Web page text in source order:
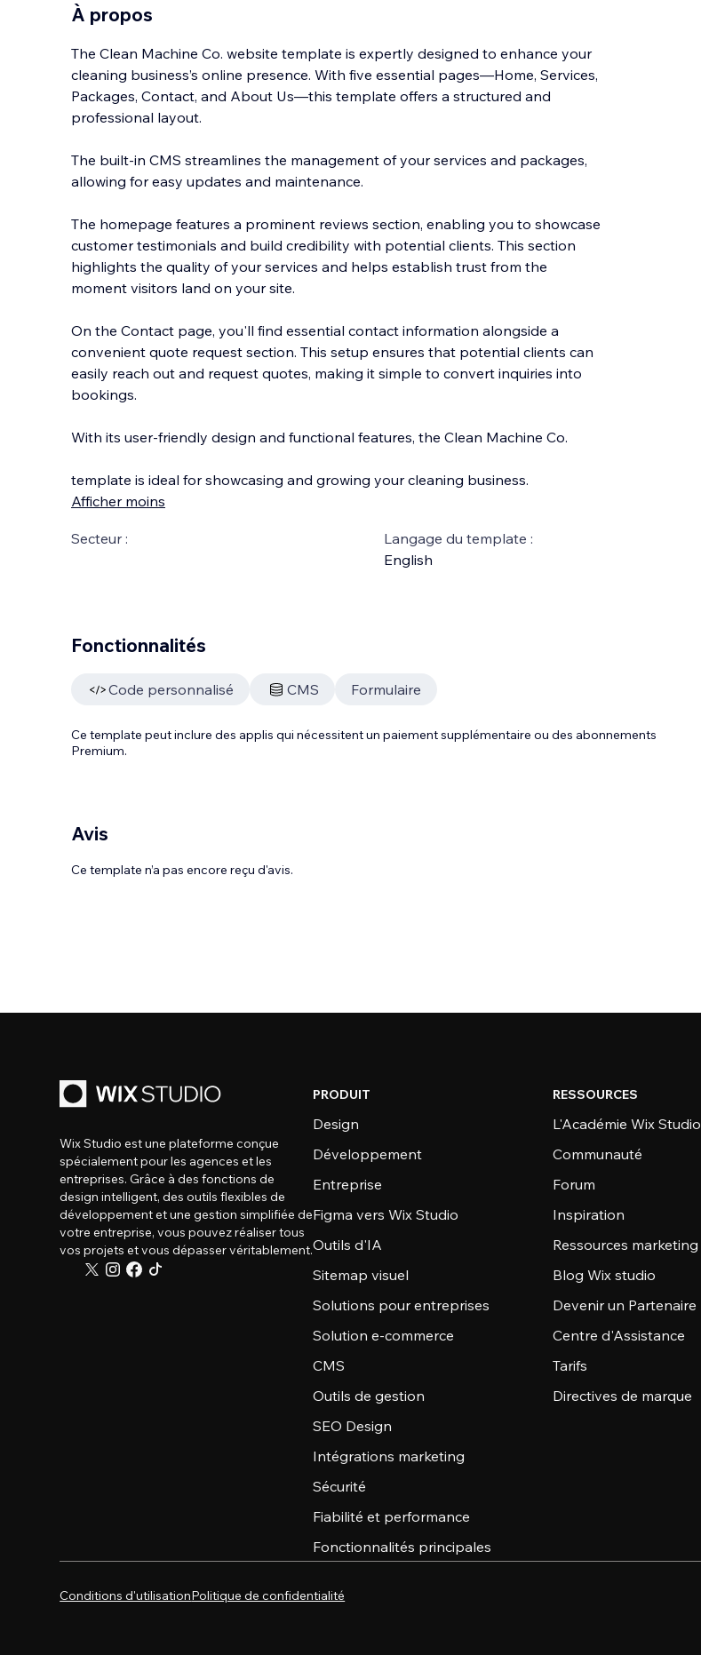
À propos
The Clean Machine Co. website template is expertly designed to enhance your
cleaning business’s online presence. With five essential pages—Home, Services,
Packages, Contact, and About Us—this template offers a structured and
professional layout.
The built-in CMS streamlines the management of your services and packages,
allowing for easy updates and maintenance.
The homepage features a prominent reviews section, enabling you to showcase
customer testimonials and build credibility with potential clients. This section
highlights the quality of your services and helps establish trust from the
moment visitors land on your site.
On the Contact page, you'll find essential contact information alongside a
convenient quote request section. This setup ensures that potential clients can
easily reach out and request quotes, making it simple to convert inquiries into
bookings.
With its user-friendly design and functional features, the Clean Machine Co.
template is ideal for showcasing and growing your cleaning business.
Afficher moins
Secteur :
Langage du template :
English
Fonctionnalités
Code personnalisé CMS Formulaire
Ce template peut inclure des applis qui nécessitent un paiement supplémentaire ou des abonnements
Premium.
Avis
Ce template n’a pas encore reçu d'avis.
Wix Studio est une plateforme conçue
spécialement pour les agences et les
entreprises. Grâce à des fonctions de
design intelligent, des outils flexibles de
développement et une gestion simplifiée de
votre entreprise, vous pouvez réaliser tous
vos projets et vous dépasser véritablement.
PRODUIT
Design
Développement
Entreprise
Figma vers Wix Studio
Outils d'IA
Sitemap visuel
Solutions pour entreprises
Solution e-commerce
CMS
Outils de gestion
SEO Design
Intégrations marketing
Sécurité
Fiabilité et performance
Fonctionnalités principales
RESSOURCES
L'Académie Wix Studio
Communauté
Forum
Inspiration
Ressources marketing
Blog Wix studio
Devenir un Partenaire
Centre d'Assistance
Tarifs
Directives de marque
Conditions d'utilisationPolitique de confidentialité